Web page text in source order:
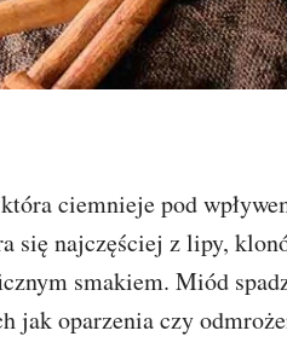
ciemnieje pod
się najczęściej z lipy,
smakiem. Miód
jak oparzenia czy